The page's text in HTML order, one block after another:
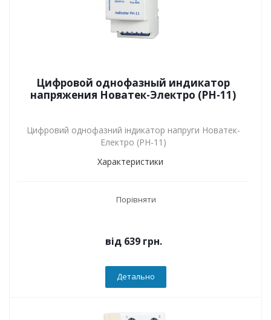
Цифровой однофазный индикатор
напряжения Новатек-Электро (РН-11)
Цифровий однофазний індикатор напруги Новатек-
Електро (РН-11)
Характеристики
Порівняти
від 639 грн.
Детально